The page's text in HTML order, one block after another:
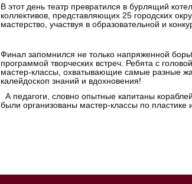
В этот день театр превратился в бурлящий
коллективов, представляющих 25 городских
мастерство, участвуя в образовательной и
Финал запомнился не только напряженной
программой творческих встреч. Ребята с
мастер-классы, охватывающие самые разные
калейдоскоп знаний и вдохновения!
А педагоги, словно опытные капитаны
были организованы мастер-классы по пластике